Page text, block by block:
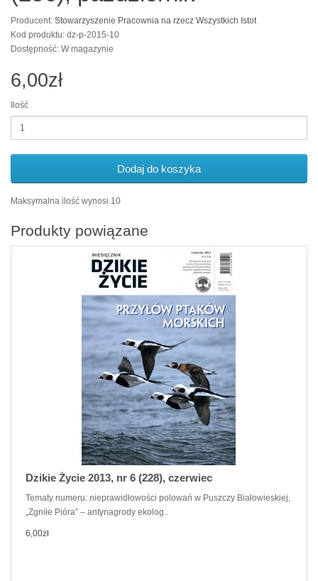
Producent: Stowarzyszenie Pracownia na rzecz Wszystkich Istot
Kod produktu: dz-p-2015-10
Dostępność: W magazynie
6,00zł
Ilość
Dodaj do koszyka
Maksymalna ilość wynosi 10
Produkty powiązane
Dzikie Życie 2013, nr 6 (228), czerwiec
Tematy numeru: nieprawidłowości polowań w Puszczy Białowieskiej,
„Zgniłe Pióra” – antynagrody ekolog..
6,00zł